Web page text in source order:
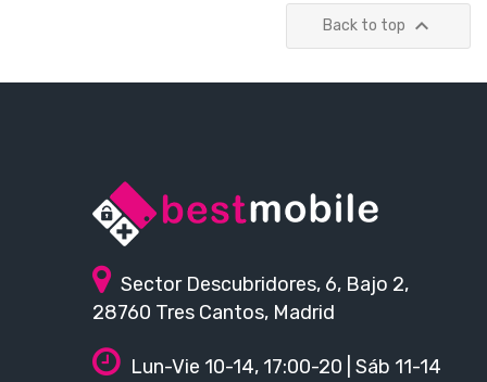
Back to top 
Sector Descubridores, 6, Bajo 2,
28760 Tres Cantos, Madrid
Lun-Vie 10-14, 17:00-20 | Sáb 11-14